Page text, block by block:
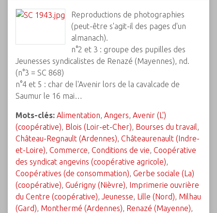
Reproductions de photographies
(peut-être s'agit-il des pages d'un
almanach).
n°2 et 3 : groupe des pupilles des
Jeunesses syndicalistes de Renazé (Mayennes), nd.
(n°3 = SC 868)
n°4 et 5 : char de l'Avenir lors de la cavalcade de
Saumur le 16 mai…
Mots-clés: Alimentation, Angers, Avenir (L')
(coopérative), Blois (Loir-et-Cher), Bourses du travail,
Château-Regnault (Ardennes), Châteaurenault (Indre-
et-Loire), Commerce, Conditions de vie, Coopérative
des syndicat angevins (coopérative agricole),
Coopératives (de consommation), Gerbe sociale (La)
(coopérative), Guérigny (Nièvre), Imprimerie ouvrière
du Centre (coopérative), Jeunesse, Lille (Nord), Milhau
(Gard), Monthermé (Ardennes), Renazé (Mayenne),